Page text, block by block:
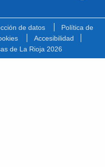
de datos
Política de
Accesibilidad
de La Rioja 2026